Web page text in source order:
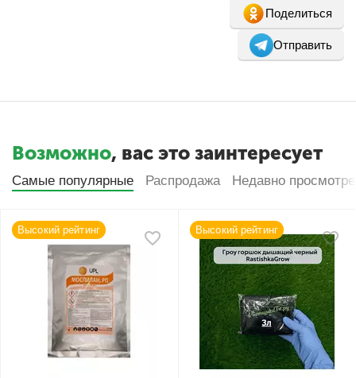
Поделиться
Отправить
Возможно, вас это заинтересует
Самые популярные Распродажа Недавно
Высокий рейтинг Высокий рейтинг